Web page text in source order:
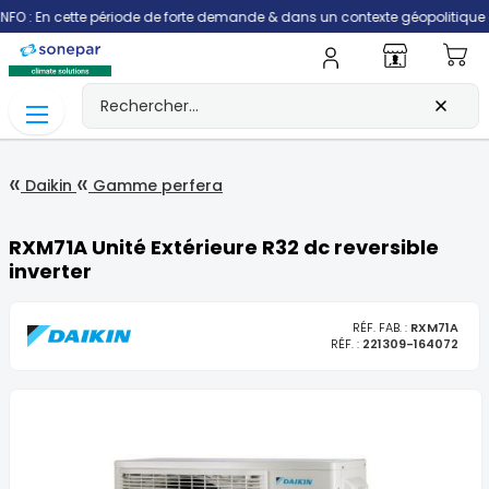
cette période de forte demande & dans un contexte géopolitique qui
Daikin Gamme perfera
RXM71A Unité Extérieure R32 dc reversible
inverter
RÉF. FAB. : RXM71A
RÉF. : 221309-164072